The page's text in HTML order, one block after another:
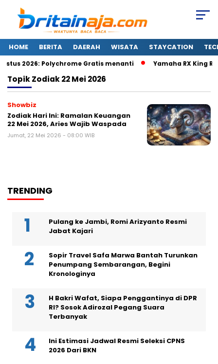
HOME BERITA DAERAH WISATA STAYCATION
2026: Polychrome Gratis menanti Yamaha RX King
TopikZodiak 22 Mei 2026
Showbiz
Zodiak Hari Ini: Ramalan Keuangan
22 Mei 2026, Aries Wajib Waspada
Jumat, 22 Mei 2026 - 08:00 WIB
TRENDING
Pulang ke Jambi, Romi Arizyanto Resmi
Jabat Kajari
Sopir Travel Safa Marwa Bantah Turunkan
Penumpang Sembarangan, Begini
Kronologinya
H Bakri Wafat, Siapa Penggantinya di DPR
RI? Sosok Adirozal Pegang Suara
Terbanyak
Ini Estimasi Jadwal Resmi Seleksi CPNS
2026 Dari BKN